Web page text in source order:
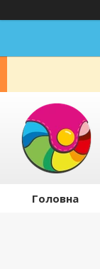
Головна